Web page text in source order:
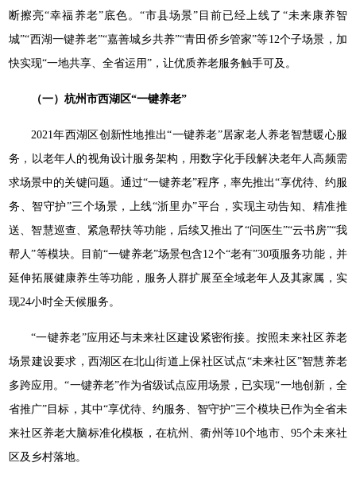
断擦亮“幸福养老”底色。“市县场景”目前已经上线了“未来康养智
城”“西湖一键养老”“嘉善城乡共养”“青田侨乡管家”等12个子场景，加
快实现“一地共享、全省运用”，让优质养老服务触手可及。
（一）杭州市西湖区“一键养老”
2021年西湖区创新性地推出“一键养老”居家老人养老智慧暖心服
务，以老年人的视角设计服务架构，用数字化手段解决老年人高频需
求场景中的关键问题。通过“一键养老”程序，率先推出“享优待、约服
务、智守护”三个场景，上线“浙里办”平台，实现主动告知、精准推
送、智慧巡查、紧急帮扶等功能，后续又推出了“问医生”“云书房”“我
帮人”等模块。目前“一键养老”场景包含12个“老有”30项服务功能，并
延伸拓展健康养生等功能，服务人群扩展至全域老年人及其家属，实
现24小时全天候服务。
“一键养老”应用还与未来社区建设紧密衔接。按照未来社区养老
场景建设要求，西湖区在北山街道上保社区试点“未来社区”智慧养老
多跨应用。“一键养老”作为省级试点应用场景，已实现“一地创新，全
省推广”目标，其中“享优待、约服务、智守护”三个模块已作为全省未
来社区养老大脑标准化模板，在杭州、衢州等10个地市、95个未来社
区及乡村落地。